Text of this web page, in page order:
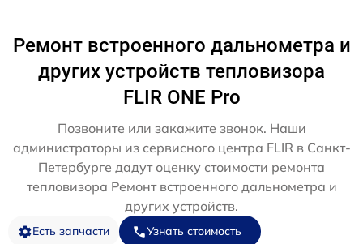
Ремонт встроенного дальнометра и
других устройств тепловизора
FLIR ONE Pro
Позвоните или закажите звонок. Наши
администраторы из сервисного центра FLIR в Санкт-
Петербурге дадут оценку стоимости ремонта
тепловизора Ремонт встроенного дальнометра и
других устройств.
Есть запчасти Узнать стоимость